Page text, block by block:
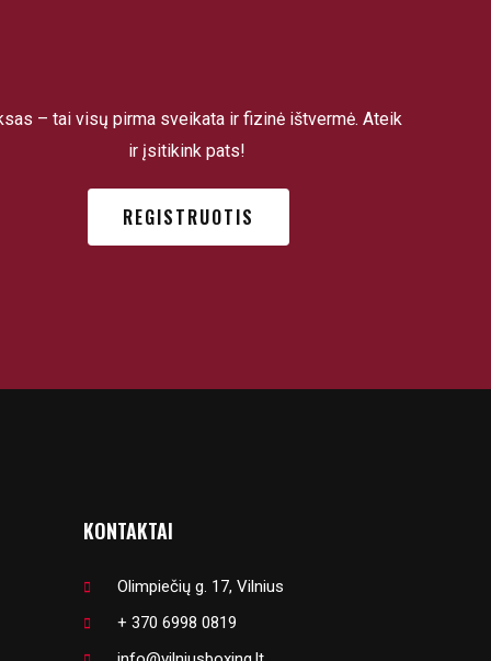
– tai visų pirma sveikata ir fizinė ištvermė. Ateik
ir įsitikink pats!
REGISTRUOTIS
KONTAKTAI
Olimpiečių g. 17, Vilnius
+ 370 6998 0819